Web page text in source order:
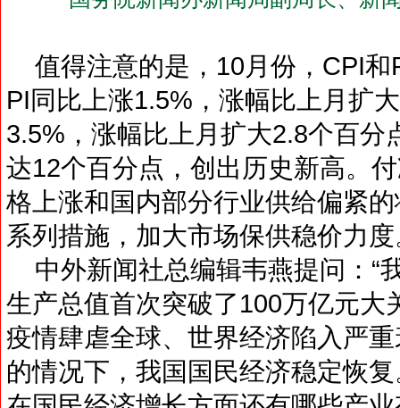
值得注意的是，10月份，CPI和
PI同比上涨1.5%，涨幅比上月扩
3.5%，涨幅比上月扩大2.8个百分
达12个百分点，创出历史新高。
格上涨和国内部分行业供给偏紧
系列措施，加大市场保供稳价力
中外新闻社总编辑韦燕提问：“
生产总值首次突破了100万亿元大
疫情肆虐全球、世界经济陷入严
的情况下，我国国民经济稳定恢